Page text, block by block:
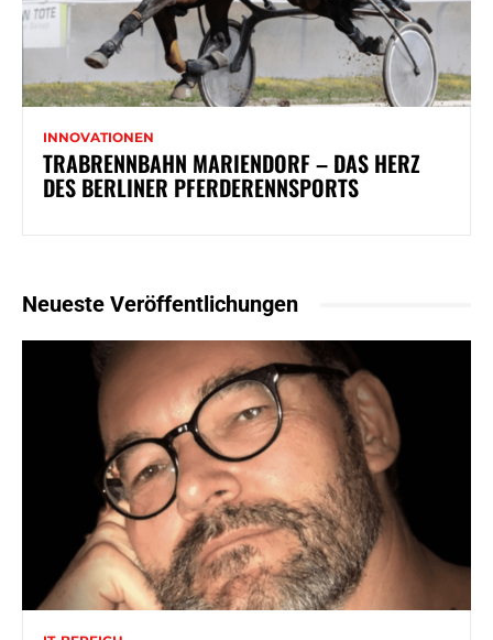
INNOVATIONEN
TRABRENNBAHN MARIENDORF – DAS HERZ
DES BERLINER PFERDERENNSPORTS
Neueste Veröffentlichungen